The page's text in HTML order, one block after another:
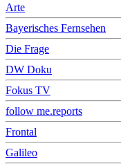
Arte
Bayerisches Fernsehen
Die Frage
DW Doku
Fokus TV
follow me.reports
Frontal
Galileo